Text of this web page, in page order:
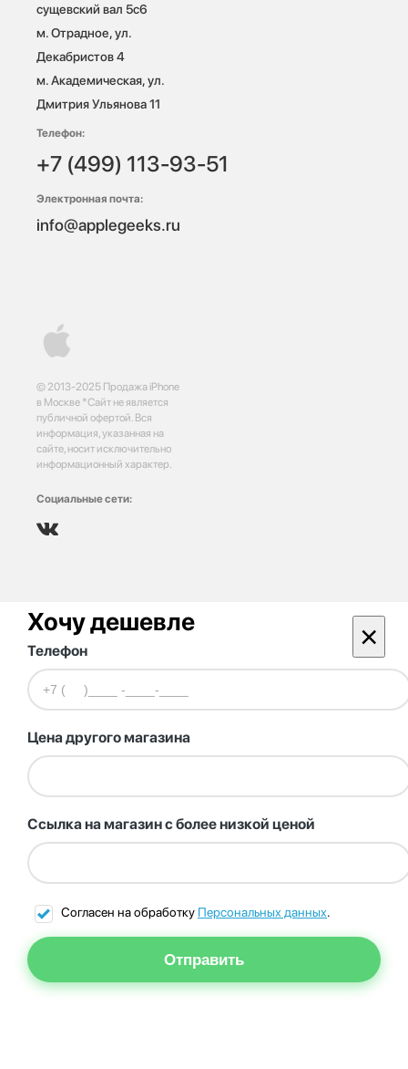
© 2013-2025 Продажа iPhone
в Москве *Сайт не является
публичной офертой. Вся
информация, указанная на
сайте, носит исключительно
информационный характер.
Социальные сети:
сущевский вал 5с6
м. Отрадное, ул.
Декабристов 4
м. Академическая, ул.
Дмитрия Ульянова 11
Телефон:
+7 (499) 113-93-51
Электронная почта:
info@applegeeks.ru
Хочу дешевле ×
Телефон
Цена другого магазина
Ссылка на магазин с более низкой ценой
Согласен на обработку Персональных данных.
Отправить